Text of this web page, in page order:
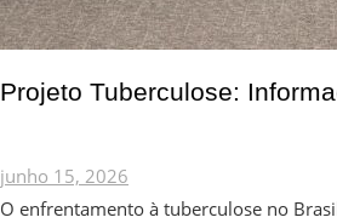
Projeto Tuberculose:
junho 15, 2026
O enfrentamento à tuberculose no